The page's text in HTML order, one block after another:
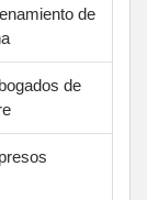
de
de